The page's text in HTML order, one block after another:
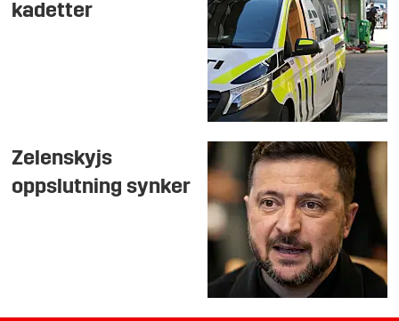
kadetter
Zelenskyjs
oppslutning synker